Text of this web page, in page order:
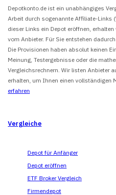
Depotkonto.de ist ein unabhängiges
Arbeit durch sogenannte Affiliate-Links
dieser Links ein Depot eröffnen,
vom Anbieter. Für Sie entstehen dadurch
Die Provisionen haben absolut keinen
Meinung, Testergebnisse oder die
Vergleichsrechnern. Wir listen Anbieter
erhalten, um Ihnen einen vollständigen
erfahren
Vergleiche
Depot für Anfänger
Depot eröffnen
ETF Broker Vergleich
Firmendepot